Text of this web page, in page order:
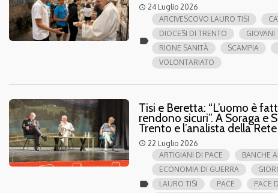
access_time 24 Luglio 2026
label
ARCIVESCOVO LAURO TISI
DIOCESI DI TRENTO
GIOVANI
RIONE SANITÀ
SCAMPIA
VOLONTARIATO
Tisi e Beretta: “L’uomo è
rendono sicuri”. A Soraga e
Trento e l’analista della
access_time 22 Luglio 2026
label
ARTIGIANI DI PACE BANCHE
ECONOMIA DI GUERRA
LAURO TISI
PACE PACE